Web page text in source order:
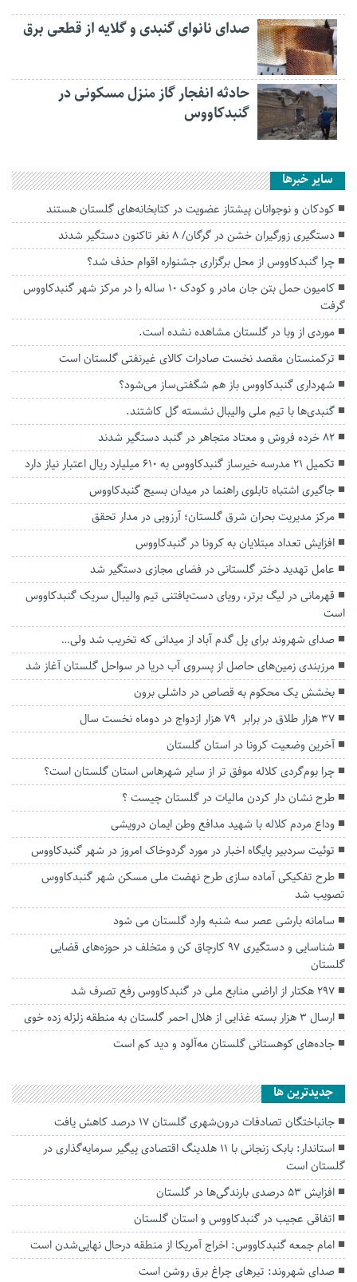
صدای نانوای گنبدی و گلایه از قطعی برق
حادثه انفجار گاز منزل مسکونی در
گنبدکاووس
سایر خبرها
کودکان و نوجوانان پیشتاز عضویت در کتابخانه‌های گلستان هستند
دستگیری زورگیران خشن در گرگان/ 8 نفر تاکنون دستگیر شدند
چرا گنبدکاووس از محل برگزاری جشنواره اقوام حذف شد؟
کامیون حمل بتن جان مادر و کودک ۱۰ ساله را در مرکز شهر گنبدکاووس
گرفت
موردی از وبا در گلستان مشاهده نشده است.
ترکمنستان مقصد نخست صادرات کالای غیرنفتی گلستان است
شهرداری گنبدکاووس باز هم شگفتی‌ساز می‌شود؟
گنبدی‌ها با تیم ملی والیبال نشسته گل کاشتند.
۸۲ خرده فروش و معتاد متجاهر در گنبد دستگیر شدند
تکمیل ۲۱ مدرسه خیرساز گنبدکاووس به ۶۱۰ میلیارد ریال اعتبار نیاز دارد
جاگیری اشتباه تابلوی راهنما در میدان بسیج گنبدکاووس
مرکز مدیریت بحران شرق گلستان؛ آرزویی در مدار تحقق
افزایش تعداد مبتلایان به کرونا در گنبدکاووس
عامل تهدید دختر گلستانی در فضای مجازی دستگیر شد
قهرمانی در لیگ برتر، رویای دست‌یافتنی تیم والیبال سریک گنبدکاووس
است
صدای شهروند برای پل گدم آباد از میدانی که تخریب شد ولی…
مرزبندی زمین‌های حاصل از پسروی آب دریا در سواحل گلستان آغاز شد
بخشش یک محکوم به قصاص در داشلی برون
۳۷ هزار طلاق در برابر ۷۹ هزار ازدواج در دوماه نخست‌ سال
آخرین وضعیت کرونا در استان گلستان
چرا بوم‌گردی کلاله موفق تر از سایر شهرهاس استان گلستان است؟
طرح نشان دار کردن مالیات در گلستان چیست ؟
وداع مردم کلاله با شهید مدافع وطن ایمان درویشی
توئیت سردبیر پایگاه اخبار در مورد گردوخاک امروز در شهر گنبدکاووس
طرح تفکیکی آماده سازی طرح نهضت ملی مسکن شهر گنبدکاووس
تصویب شد
سامانه بارشی عصر سه شنبه وارد گلستان می شود
شناسایی و دستگیری ۹۷ کارچاق کن و متخلف در حوزه‌های قضایی
گلستان
۲۹۷ هکتار از اراضی منابع ملی در گنبدکاووس رفع تصرف شد
ارسال ۳ هزار بسته غذایی از هلال احمر گلستان به منطقه زلزله زده خوی
جاده‌های کوهستانی گلستان مه‌آلود و دید کم است
جديدترين ها
جانباختگان تصادفات درون‌شهری گلستان ۱۷ درصد کاهش یافت
استاندار: بابک زنجانی با ۱۱ هلدینگ اقتصادی پیگیر سرمایه‌گذاری در
گلستان است
افزایش ۵۳ درصدی بارندگی‌ها در گلستان
اتفاقی عجیب در‌ گنبدکاووس و استان گلستان
امام جمعه گنبدکاووس: اخراج آمریکا از منطقه درحال نهایی‌شدن است
صدای شهروند: تیرهای چراغ برق روشن است